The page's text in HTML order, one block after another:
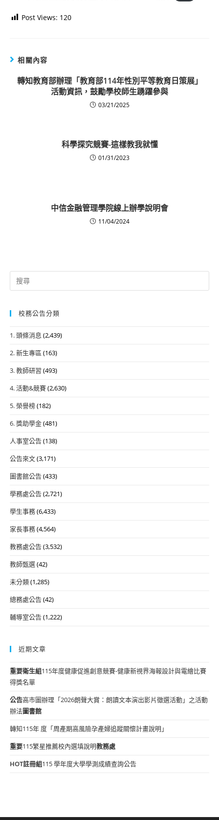
Post Views: 120
相關內容
轉知教育部辦理「教育部114年性別平等教育日策展」
活動資訊，鼓勵學校師生踴躍參與
03/21/2025
科學探究競賽-這樣教我就懂
01/31/2023
中信金融管理學院線上辦學說明會
11/04/2024
Search
for:
校務公告分類
1. 頭條消息 (2,439)
2. 新生專區 (163)
3. 教師研習 (493)
4. 活動&競賽(2,630)
5. 榮譽榜(182)
6. 獎助學金(481)
人事室公告(138)
公告來文(3,171)
圖書館公告(433)
學務處公告(2,721)
學生事務(6,433)
家長事務(4,564)
教務處公告(3,532)
教師甄選(42)
未分類(1,285)
總務處公告(42)
輔導室公告(1,222)
近期文章
重要衛生組115年度健康促進創意競賽-健康新視界海報設計與電繪比賽
得獎名單
公告高市圖辦理「2026朗聲大賞：朗讀文本演出影片徵選活動」之活動
辦法圖書館
轉知115年 度「周產期高風險孕產婦追蹤關懷計畫說明」
重要115繁星推薦校內選填說明教務處
HOT註冊組115 學年度大學學測成績查詢公告